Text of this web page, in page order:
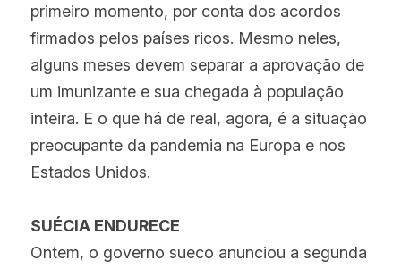
primeiro momento, por conta dos acordos
firmados pelos países ricos. Mesmo neles,
alguns meses devem separar a aprovação de
um imunizante e sua chegada à população
inteira. E o que há de real, agora, é a situação
preocupante da pandemia na Europa e nos
Estados Unidos.
SUÉCIA ENDURECE
Ontem, o governo sueco anunciou a segunda